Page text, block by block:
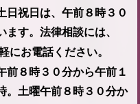
日祝日は、午前８時３０
す。法律相談には、
にお電話ください。
前８時３０分から午前１
。土曜午前８時３０分か